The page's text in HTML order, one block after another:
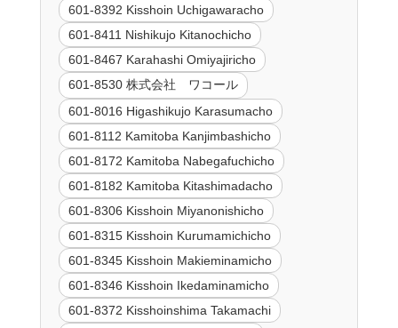
601-8392 Kisshoin Uchigawaracho
601-8411 Nishikujo Kitanochicho
601-8467 Karahashi Omiyajiricho
601-8530 株式会社 ワコール
601-8016 Higashikujo Karasumacho
601-8112 Kamitoba Kanjimbashicho
601-8172 Kamitoba Nabegafuchicho
601-8182 Kamitoba Kitashimadacho
601-8306 Kisshoin Miyanonishicho
601-8315 Kisshoin Kurumamichicho
601-8345 Kisshoin Makieminamicho
601-8346 Kisshoin Ikedaminamicho
601-8372 Kisshoinshima Takamachi